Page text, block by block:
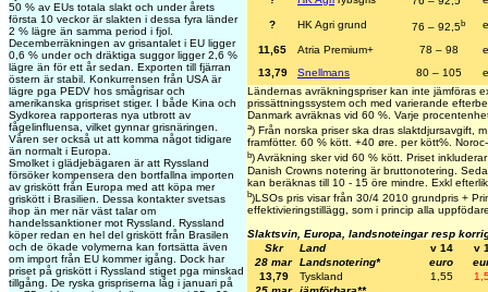
50 % av EUs totala slakt och under årets
första 10 veckor är slakten i dessa fyra länder
2 % lägre än samma period i fjol.
Decemberräkningen av grisantalet i EU ligger
0,6 % under och dräktiga suggor ligger 2,6 %
lägre än för ett år sedan. Exporten till fjärran
östern är stabil. Konkurrensen från USA är
lägre pga PEDV hos smågrisar och
amerikanska grispriset stiger. I både Kina och
Sydkorea rapporteras nya utbrott av
fågelinfluensa, vilket gynnar grisnäringen.
Våren ser också ut att komma något tidigare
än normalt i Europa.
Smolket i glädjebägaren är att Ryssland
försöker kompensera den bortfallna importen
av griskött från Europa med att köpa mer
griskött i Brasilien. Dessa kontakter svetsas
ihop än mer när väst talar om
handelssanktioner mot Ryssland. Ryssland
köper redan en hel del griskött från Brasilen
och de ökade volymerna kan fortsätta även
om import från EU kommer igång. Dock har
priset på griskött i Ryssland stiget pga minskad
tillgång. De ryska grispriserna låg i januari på
? HK Agri grund 76 – 92,5b
11,65 Atria Premium+ 78 – 98
13,79
Snellmans 80 – 105
Ländernas avräkningspriser kan inte jämföras
prissättningssystem och med varierande
Danmark avräknas vid 60 %. Varje
a) Från norska priser ska dras slaktdjursavgift,
framfötter. 60 % kött. +40 øre. per kött%.
b) Avräkning sker vid 60 % kött. Priset
Danish Crowns notering är bruttonotering.
kan beräknas till 10 - 15 öre mindre. Exkl
b)LSOs pris visar från 30/4 2010 grundpris +
effektivieringstillägg, som i princip alla
Slaktsvin, Europa, landsnoteingar resp
Skr
Land v 14
v
28 mar
Landsnotering* euro
13,79
Tyskland 1,55